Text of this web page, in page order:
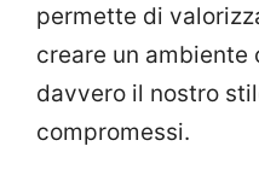
permette di
creare un ambiente
davvero il nostro
compromessi.